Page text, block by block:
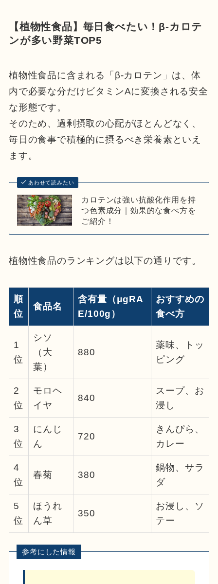
【植物性食品】毎日食べたい！β-カロテ
ンが多い野菜TOP5
植物性食品に含まれる「β-カロテン」は、体
内で必要な分だけビタミンAに変換される安全
な形態です。
そのため、過剰摂取の心配がほとんどなく、
毎日の食事で積極的に摂るべき栄養素といえ
ます。
あわせて読みたい
カロテンは強い抗酸化作用を持
つ色素成分｜効果的な食べ方を
ご紹介！
植物性食品のランキングは以下の通りです。
順
位
食品名
含有量（μgRA
E/100g）
おすすめの
食べ方
1
位
シソ
（大
葉）
880
薬味、トッ
ピング
2
位
モロヘ
イヤ
840
スープ、お
浸し
3
位
にんじ
ん
720
きんぴら、
カレー
4
位
春菊 380
鍋物、サラ
ダ
5
位
ほうれ
ん草
350
お浸し、ソ
テー